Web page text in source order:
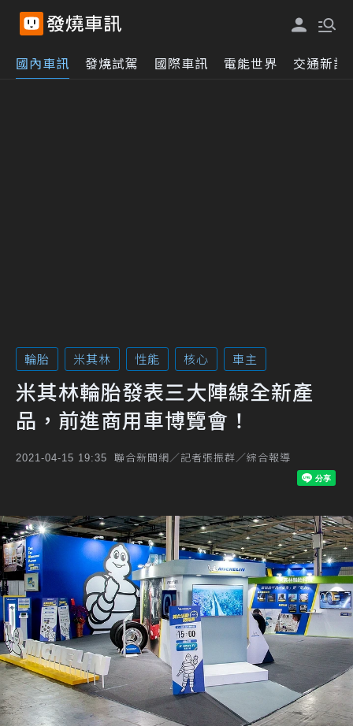
國內車訊 發燒試駕 國際車訊 電能世界 交通新訊
輪胎 米其林 性能 核心 車主
米其林輪胎發表三大陣線全新產
品，前進商用車博覽會！
2021-04-15 19:35 聯合新聞網／記者張振群／綜合報導